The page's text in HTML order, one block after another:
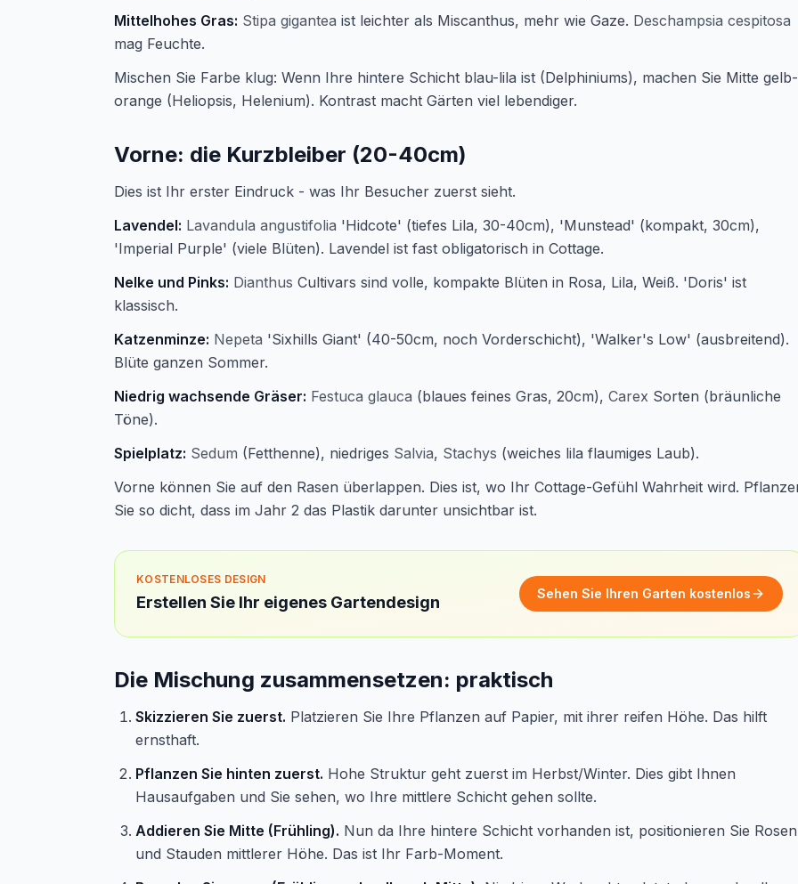
Mittelhohes Gras: Stipa gigantea ist leichter als Miscanthus, mehr wie Gaze. Deschampsia cespitosa
mag Feuchte.
Mischen Sie Farbe klug: Wenn Ihre hintere Schicht blau-lila ist (Delphiniums), machen Sie Mitte gelb-
orange (Heliopsis, Helenium). Kontrast macht Gärten viel lebendiger.
Vorne: die Kurzbleiber (20-40cm)
Dies ist Ihr erster Eindruck - was Ihr Besucher zuerst sieht.
Lavendel: Lavandula angustifolia 'Hidcote' (tiefes Lila, 30-40cm), 'Munstead' (kompakt, 30cm),
'Imperial Purple' (viele Blüten). Lavendel ist fast obligatorisch in Cottage.
Nelke und Pinks: Dianthus Cultivars sind volle, kompakte Blüten in Rosa, Lila, Weiß. 'Doris' ist
klassisch.
Katzenminze: Nepeta 'Sixhills Giant' (40-50cm, noch Vorderschicht), 'Walker's Low' (ausbreitend).
Blüte ganzen Sommer.
Niedrig wachsende Gräser: Festuca glauca (blaues feines Gras, 20cm), Carex Sorten (bräunliche
Töne).
Spielplatz: Sedum (Fetthenne), niedriges Salvia, Stachys (weiches lila flaumiges Laub).
Vorne können Sie auf den Rasen überlappen. Dies ist, wo Ihr Cottage-Gefühl Wahrheit wird.
Sie so dicht, dass im Jahr 2 das Plastik darunter unsichtbar ist.
KOSTENLOSES DESIGN
Erstellen Sie Ihr eigenes Gartendesign Sehen Sie Ihren Garten kostenlos
Die Mischung zusammensetzen: praktisch
Skizzieren Sie zuerst. Platzieren Sie Ihre Pflanzen auf Papier, mit ihrer reifen Höhe. Das hilft
ernsthaft.
Pflanzen Sie hinten zuerst. Hohe Struktur geht zuerst im Herbst/Winter. Dies gibt Ihnen
Hausaufgaben und Sie sehen, wo Ihre mittlere Schicht gehen sollte.
Addieren Sie Mitte (Frühling). Nun da Ihre hintere Schicht vorhanden ist, positionieren Sie Rosen
und Stauden mittlerer Höhe. Das ist Ihr Farb-Moment.